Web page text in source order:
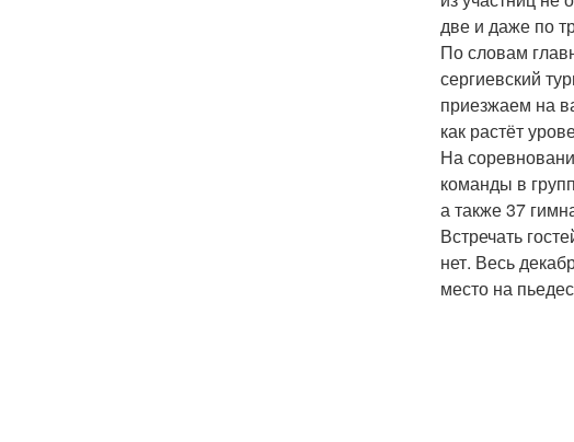
две и даже по
По словам
сергиевский
приезжаем на
как растёт
На
команды в
а также 37
Встречать
нет. Весь
место на